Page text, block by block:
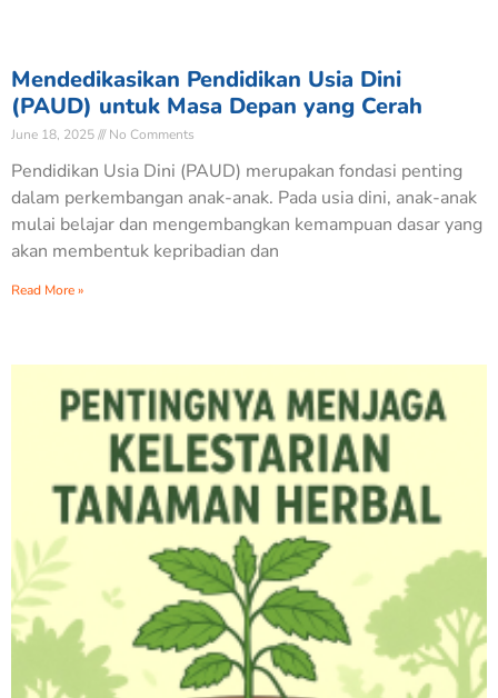
Mendedikasikan Pendidikan Usia Dini
(PAUD) untuk Masa Depan yang Cerah
June 18, 2025 No Comments
Pendidikan Usia Dini (PAUD) merupakan fondasi penting
dalam perkembangan anak-anak. Pada usia dini, anak-anak
mulai belajar dan mengembangkan kemampuan dasar yang
akan membentuk kepribadian dan
Read More »